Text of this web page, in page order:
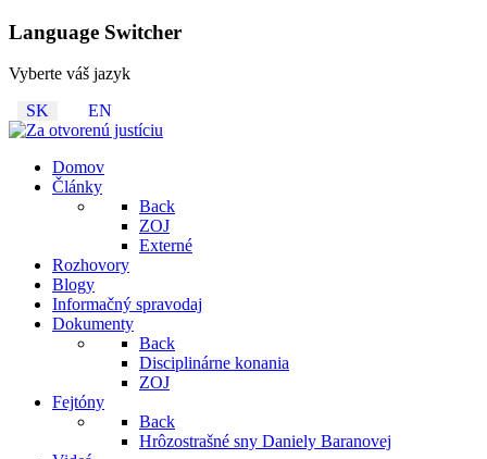
Language Switcher
Vyberte váš jazyk
SK
EN
Domov
Články
Back
ZOJ
Externé
Rozhovory
Blogy
Informačný spravodaj
Dokumenty
Back
Disciplinárne konania
ZOJ
Fejtóny
Back
Hrôzostrašné sny Daniely Baranovej